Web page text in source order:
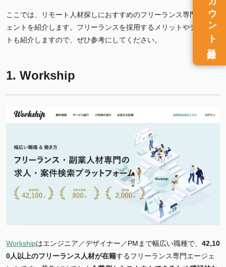
ここでは、リモート人材探しにおすすめのフリーランス専門エージ
ェントを紹介します。フリーランスを採用するメリットやデメリッ
トも紹介しますので、ぜひ参考にしてください。
1. Workship
Workshipはエンジニア／デザイナー／PMまで幅広い職種で、 42,10
0人以上のフリーランス人材が在籍するフリーランス専門エージェ
登録